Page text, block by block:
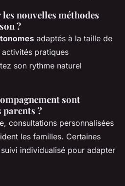
nouvelles méthodes
?
adaptés à la taille de
pratiques
son rythme naturel
sont
?
consultations personnalisées
les familles. Certaines
individualisé pour adapter